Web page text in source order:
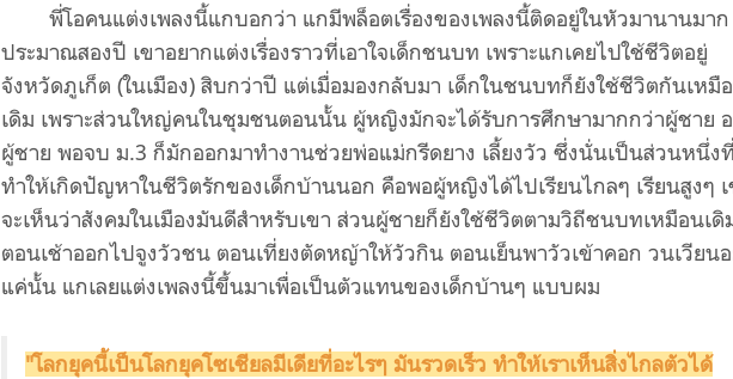
พี่โอคนแต่งเพลงนี้แกบอกว่า แกมีพล็อตเรื่องของเพลงนี้ติดอยู่ในหัวมานานมาก
ประมาณสองปี เขาอยากแต่งเรื่องราวที่เอาใจเด็กชนบท เพราะแกเคยไปใช้ชีวิตอยู่
จังหวัดภูเก็ต (ในเมือง) สิบกว่าปี แต่เมื่อมองกลับมา เด็กในชนบทก็ยังใช้ชีวิตกันเหมื
เดิม เพราะส่วนใหญ่คนในชุมชนตอนนั้น ผู้หญิงมักจะได้รับการศึกษามากกว่าผู้ชาย อ
ผู้ชาย พอจบ ม.3 ก็มักออกมาทำงานช่วยพ่อแม่กรีดยาง เลี้ยงวัว ซึ่งนั่นเป็นส่วนหนึ่งที่
ทำให้เกิดปัญหาในชีวิตรักของเด็กบ้านนอก คือพอผู้หญิงได้ไปเรียนไกลๆ เรียนสูงๆ เ
จะเห็นว่าสังคมในเมืองมันดีสำหรับเขา ส่วนผู้ชายก็ยังใช้ชีวิตตามวิถีชนบทเหมือนเดิ
ตอนเช้าออกไปจูงวัวชน ตอนเที่ยงตัดหญ้าให้วัวกิน ตอนเย็นพาวัวเข้าคอก วนเวียน
แค่นั้น แกเลยแต่งเพลงนี้ขึ้นมาเพื่อเป็นตัวแทนของเด็กบ้านๆ แบบผม
"โลกยุคนี้เป็นโลกยุคโซเชียลมีเดียที่อะไรๆ มันรวดเร็ว ทำให้เราเห็นสิ่งไกลตัวได้